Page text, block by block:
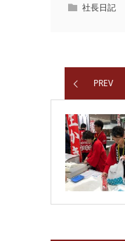
社長日記
PREV